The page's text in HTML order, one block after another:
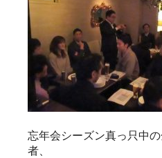
忘年会シーズン真っ只中
者、